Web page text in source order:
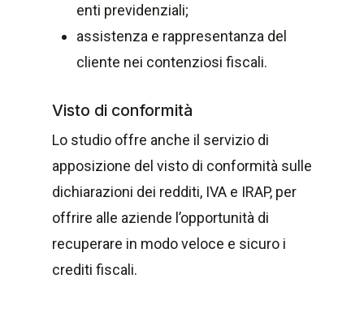
enti previdenziali;
assistenza e rappresentanza del
cliente nei contenziosi fiscali.
Visto di conformità
Lo studio offre anche il servizio di
apposizione del visto di conformità sulle
dichiarazioni dei redditi, IVA e IRAP, per
offrire alle aziende l’opportunità di
recuperare in modo veloce e sicuro i
crediti fiscali.